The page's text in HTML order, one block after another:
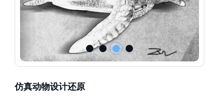
仿真动物设计还原